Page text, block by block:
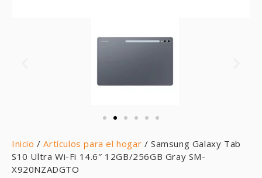
Inicio /Artículos para el hogar / Samsung Galaxy Tab
S10 Ultra Wi-Fi 14.6″ 12GB/256GB Gray SM-
X920NZADGTO